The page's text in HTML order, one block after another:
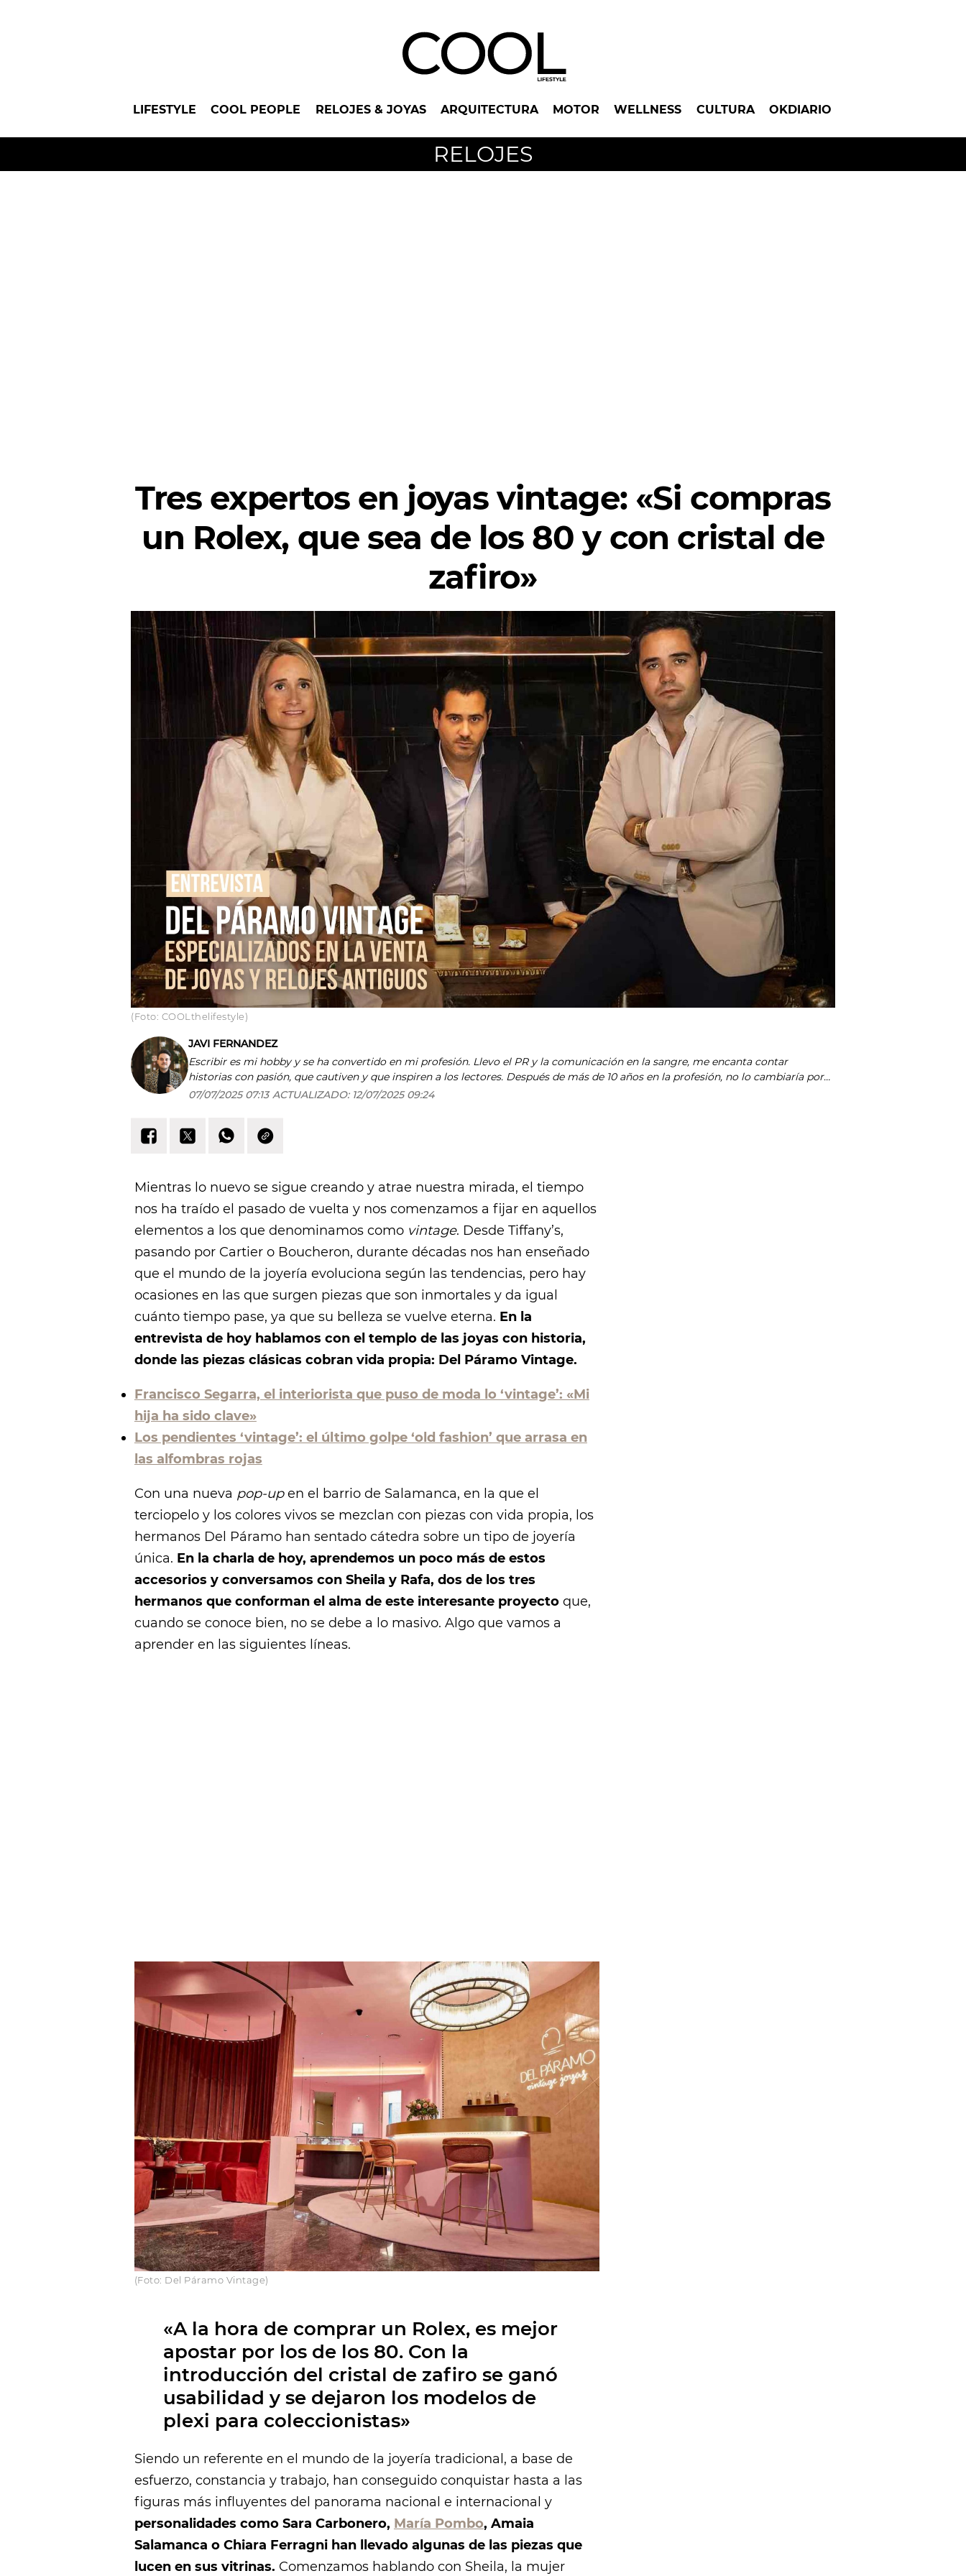
LIFESTYLE COOL PEOPLE RELOJES & JOYAS ARQUITECTURA MOTOR WELLNESS CULTURA OKDIARIO
RELOJES
Tres expertos en joyas vintage: «Si compras
un Rolex, que sea de los 80 y con cristal de
zafiro»
(Foto: COOLthelifestyle)
JAVI FERNANDEZ
Escribir es mi hobby y se ha convertido en mi profesión. Llevo el PR y la comunicación en la sangre, me encanta contar
historias con pasión, que cautiven y que inspiren a los lectores. Después de más de 10 años en la profesión, no lo cambiaría por
nada del mundo.
07/07/2025 07:13 ACTUALIZADO: 12/07/2025 09:24
Mientras lo nuevo se sigue creando y atrae nuestra mirada, el tiempo
nos ha traído el pasado de vuelta y nos comenzamos a fijar en aquellos
elementos a los que denominamos como vintage. Desde Tiffany’s,
pasando por Cartier o Boucheron, durante décadas nos han enseñado
que el mundo de la joyería evoluciona según las tendencias, pero hay
ocasiones en las que surgen piezas que son inmortales y da igual
cuánto tiempo pase, ya que su belleza se vuelve eterna. En la
entrevista de hoy hablamos con el templo de las joyas con historia,
donde las piezas clásicas cobran vida propia: Del Páramo Vintage.
Francisco Segarra, el interiorista que puso de moda lo ‘vintage’: «Mi
hija ha sido clave»
Los pendientes ‘vintage’: el último golpe ‘old fashion’ que arrasa en
las alfombras rojas
Con una nueva pop-upen el barrio de Salamanca, en la que el
terciopelo y los colores vivos se mezclan con piezas con vida propia, los
hermanos Del Páramo han sentado cátedra sobre un tipo de joyería
única. En la charla de hoy, aprendemos un poco más de estos
accesorios y conversamos con Sheila y Rafa, dos de los tres
hermanos que conforman el alma de este interesante proyectoque,
cuando se conoce bien, no se debe a lo masivo. Algo que vamos a
aprender en las siguientes líneas.
(Foto: Del Páramo Vintage)
«A la hora de comprar un Rolex, es mejor
apostar por los de los 80. Con la
introducción del cristal de zafiro se ganó
usabilidad y se dejaron los modelos de
plexi para coleccionistas»
Siendo un referente en el mundo de la joyería tradicional, a base de
esfuerzo, constancia y trabajo, han conseguido conquistar hasta a las
figuras más influyentes del panorama nacional e internacional y
personalidades como Sara Carbonero, María Pombo, Amaia
Salamanca o Chiara Ferragni han llevado algunas de las piezas que
lucen en sus vitrinas. Comenzamos hablando con Sheila, la mujer